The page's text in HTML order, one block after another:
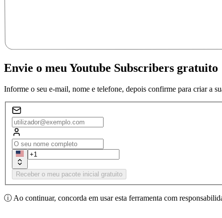
Envie o meu Youtube Subscribers gratuito
Informe o seu e-mail, nome e telefone, depois confirme para criar a
Receber o meu pacote inicial gratuito
ⓘ Ao continuar, concorda em usar esta ferramenta com